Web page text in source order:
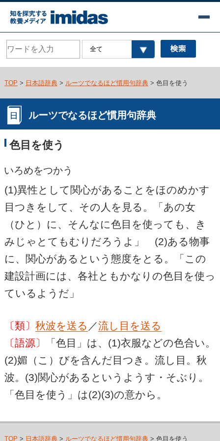
TOP > 日本語辞典> ルーツでなるほど慣用句辞典> 色目を使う
ルーツでなるほど慣用句辞典
色目を使う
いろめをつかう
(1)異性として関心があることをほのめかす
目つきをして、その人を見る。「あの女
（ひと）に、そんなに色目を使っても、き
みじゃとてもむりだろうよ」 (2)ある物事
に、関心があるという態度をとる。「この
建設計画には、各社ともかなりの色目を使っ
ているようだ」
〔類〕 秋波を送る ／流し目を送る
〔語源〕
「色目」は、(1)衣服などの色合い。
(2)媚（こ）びを含んだ目つき。流し目。秋
波。(3)関心があるというようす・そぶり。
「色目を使う」は(2)(3)の意から。
TOP > 日本語辞典> ルーツでなるほど慣用句辞典> 色目を使う